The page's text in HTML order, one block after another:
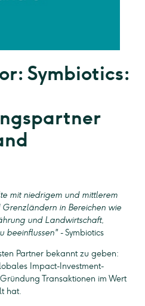
Symbiotics:
mit niedrigem und mittlerem
in Bereichen wie
und Landwirtschaft,
beeinflussen"- Symbiotics
Partner bekannt zu geben:
Impact-Investment-
Transaktionen im Wert
hat.